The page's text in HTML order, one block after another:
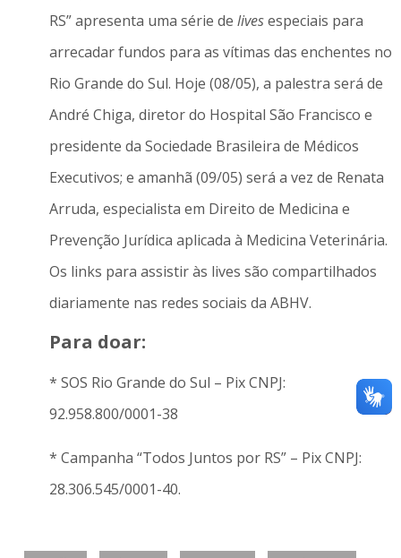
RS” apresenta uma série de livesespeciais para
arrecadar fundos para as vítimas das enchentes no
Rio Grande do Sul. Hoje (08/05), a palestra será de
André Chiga, diretor do Hospital São Francisco e
presidente da Sociedade Brasileira de Médicos
Executivos; e amanhã (09/05) será a vez de Renata
Arruda, especialista em Direito de Medicina e
Prevenção Jurídica aplicada à Medicina Veterinária.
Os links para assistir às lives são compartilhados
diariamente nas redes sociais da ABHV.
Para doar:
* SOS Rio Grande do Sul – Pix CNPJ:
92.958.800/0001-38
* Campanha “Todos Juntos por RS” – Pix CNPJ:
28.306.545/0001-40.